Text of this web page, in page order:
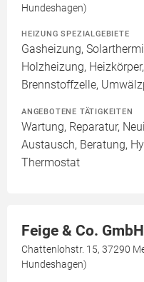
Hundeshagen)
HEIZUNG SPEZIALGEBIETE
Gasheizung,
Holzheizung,
Brennstoffzelle,
ANGEBOTENE TÄTIGKEITEN
Wartung, Reparatur,
Austausch, Beratung,
Thermostat
Feige & Co. GmbH
Chattenlohstr. 15, 37290
Hundeshagen)